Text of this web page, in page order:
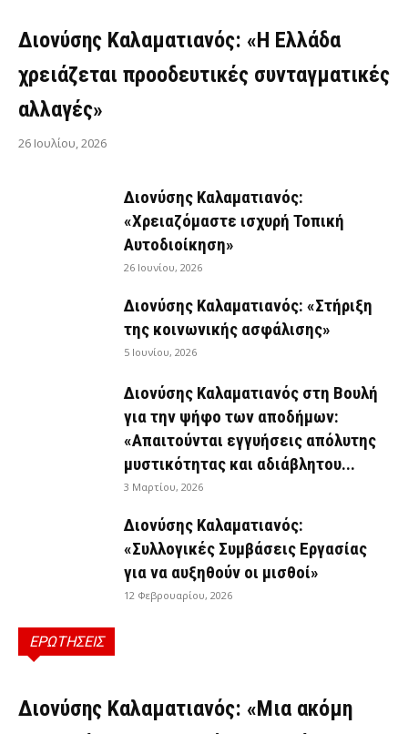
Διονύσης Καλαματιανός: «Η Ελλάδα
χρειάζεται προοδευτικές συνταγματικές
αλλαγές»
26 Ιουλίου, 2026
Διονύσης Καλαματιανός:
«Χρειαζόμαστε ισχυρή Τοπική
Αυτοδιοίκηση»
26 Ιουνίου, 2026
Διονύσης Καλαματιανός: «Στήριξη
της κοινωνικής ασφάλισης»
5 Ιουνίου, 2026
Διονύσης Καλαματιανός στη Βουλή
για την ψήφο των αποδήμων:
«Απαιτούνται εγγυήσεις απόλυτης
μυστικότητας και αδιάβλητου...
3 Μαρτίου, 2026
Διονύσης Καλαματιανός:
«Συλλογικές Συμβάσεις Εργασίας
για να αυξηθούν οι μισθοί»
12 Φεβρουαρίου, 2026
ΕΡΩΤΗΣΕΙΣ
ΕΡΩΤΉΣΕΙΣ
Διονύσης Καλαματιανός: «Μια ακόμη